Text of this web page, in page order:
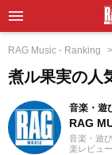
RAG Music - Ranking
煮ル果実の人
音楽・遊
RAG
音楽・遊
楽レビュ